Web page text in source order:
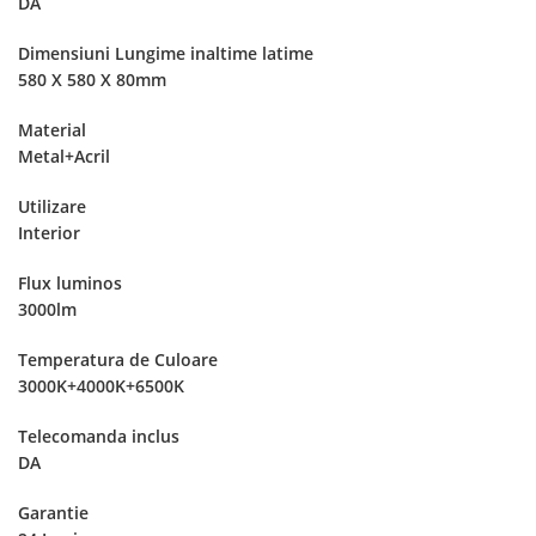
Dimensiuni Lungime inaltime latime
580 X 580 X 80mm
Material
Metal+Acril
Utilizare
Interior
Flux luminos
3000lm
Temperatura de Culoare
3000K+4000K+6500K
Telecomanda inclus
DA
Garantie